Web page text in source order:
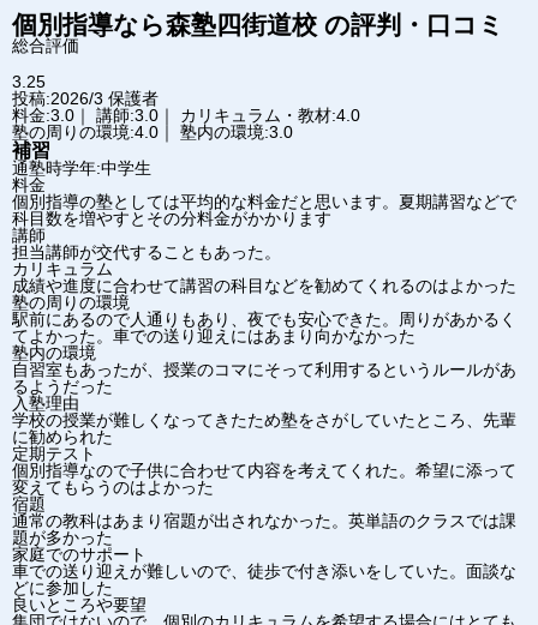
個別指導なら森塾 四街道校 の評判・口コミ
総合評価
3.25
投稿:2026/3 保護者
料金:3.0｜ 講師:3.0｜ カリキュラム・教材:4.0
塾の周りの環境:4.0｜ 塾内の環境:3.0
補習
通塾時学年:中学生
料金
個別指導の塾としては平均的な料金だと思います。夏期講習などで
科目数を増やすとその分料金がかかります
講師
担当講師が交代することもあった。
カリキュラム
成績や進度に合わせて講習の科目などを勧めてくれるのはよかった
塾の周りの環境
駅前にあるので人通りもあり、夜でも安心できた。周りがあかるく
てよかった。車での送り迎えにはあまり向かなかった
塾内の環境
自習室もあったが、授業のコマにそって利用するというルールがあ
るようだった
入塾理由
学校の授業が難しくなってきたため塾をさがしていたところ、先輩
に勧められた
定期テスト
個別指導なので子供に合わせて内容を考えてくれた。希望に添って
変えてもらうのはよかった
宿題
通常の教科はあまり宿題が出されなかった。英単語のクラスでは課
題が多かった
家庭でのサポート
車での送り迎えが難しいので、徒歩で付き添いをしていた。面談な
どに参加した
良いところや要望